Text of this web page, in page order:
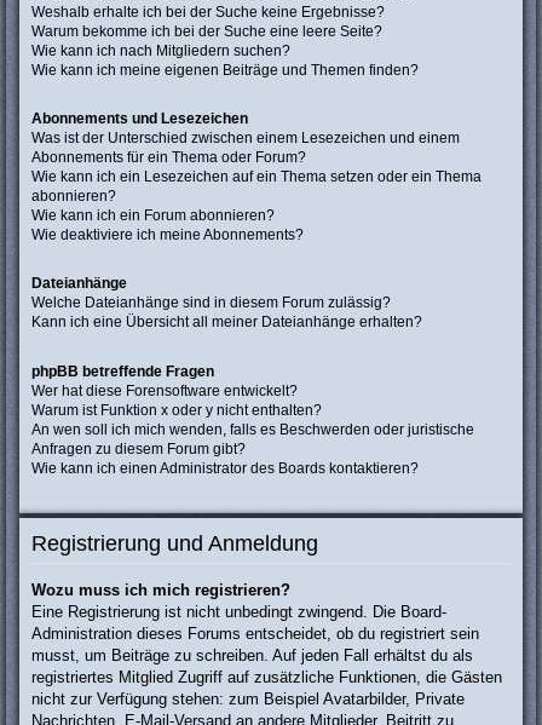
Weshalb erhalte ich bei der Suche keine Ergebnisse?
Warum bekomme ich bei der Suche eine leere Seite?
Wie kann ich nach Mitgliedern suchen?
Wie kann ich meine eigenen Beiträge und Themen finden?
Abonnements und Lesezeichen
Was ist der Unterschied zwischen einem Lesezeichen und einem
Abonnements für ein Thema oder Forum?
Wie kann ich ein Lesezeichen auf ein Thema setzen oder ein Thema
abonnieren?
Wie kann ich ein Forum abonnieren?
Wie deaktiviere ich meine Abonnements?
Dateianhänge
Welche Dateianhänge sind in diesem Forum zulässig?
Kann ich eine Übersicht all meiner Dateianhänge erhalten?
phpBB betreffende Fragen
Wer hat diese Forensoftware entwickelt?
Warum ist Funktion x oder y nicht enthalten?
An wen soll ich mich wenden, falls es Beschwerden oder juristische
Anfragen zu diesem Forum gibt?
Wie kann ich einen Administrator des Boards kontaktieren?
Registrierung und Anmeldung
Wozu muss ich mich registrieren?
Eine Registrierung ist nicht unbedingt zwingend. Die Board-
Administration dieses Forums entscheidet, ob du registriert sein
musst, um Beiträge zu schreiben. Auf jeden Fall erhältst du als
registriertes Mitglied Zugriff auf zusätzliche Funktionen, die Gästen
nicht zur Verfügung stehen: zum Beispiel Avatarbilder, Private
Nachrichten, E-Mail-Versand an andere Mitglieder, Beitritt zu